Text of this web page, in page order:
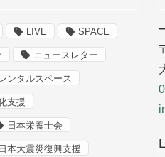
LIVE SPACE
ニュースレター
レンタルスペース
支援
日本栄養士会
本大震災復興支援